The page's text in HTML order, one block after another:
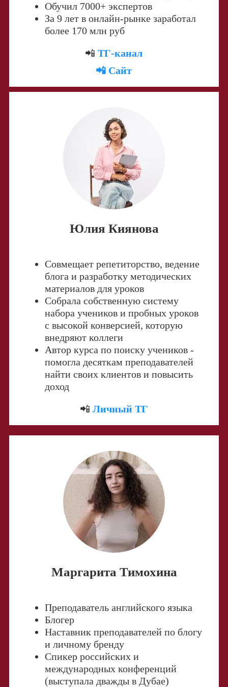
Обучил 7000+ экспертов
За 9 лет в онлайн-рынке заработал
более 170 млн руб
📲ТГ-канал
📲 Сайт
Юлия Киянова
Совмещает репетиторство, ведение
блога и разработку методических
материалов для уроков
Собрала собственную систему
набора учеников и пробных уроков
с высокой конверсией, которую
внедряют коллеги
Автор курса по поиску учеников -
помогла десяткам преподавателей
найти своих клиентов и повысить
доход
📲 Личный ТГ
Маргарита Тимохина
Преподаватель английского языка
Блогер
Наставник преподавателей по блогу
и личному бренду
Спикер российских и
международных конференций
(выступала дважды в Дубае)